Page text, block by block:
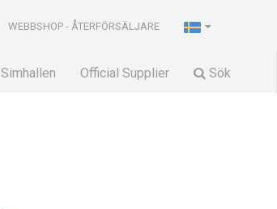
WEBBSHOP - ÅTERFÖRSÄLJARE
Simhallen Official Supplier Sök